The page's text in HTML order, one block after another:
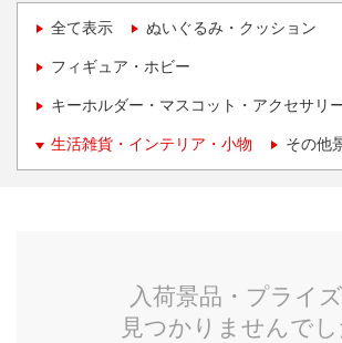
全て表示 ぬいぐるみ・クッション
フィギュア・ホビー
キーホルダー・マスコット・アクセサリ
生活雑貨・インテリア・小物 その他